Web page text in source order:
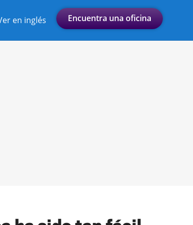
Encuentra una oficina
en inglés